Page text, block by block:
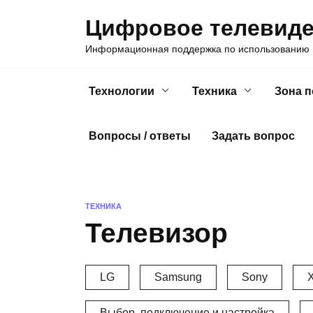
Цифровое
Информационная поддержка по использованию
Технологии Техника Зона
Вопросы / ответы Задать вопрос
ТЕХНИКА
Телевизор
LG Samsung Sony